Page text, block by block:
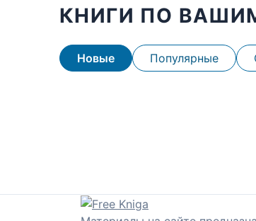
КНИГИ ПО
Новые Популярные